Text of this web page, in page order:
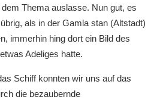
Thema auslasse. Nun gut, es
als in der Gamla stan (Altstadt)
immerhin hing dort ein Bild des
Adeliges hatte.
Schiff konnten wir uns auf das
die bezaubernde